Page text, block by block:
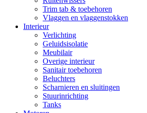
Trim tab & toebehoren
Vlaggen en vlaggenstokken
Interieur
Verlichting
Geluidsisolatie
Meubilair
Overige interieur
Sanitair toebehoren
Beluchters
Scharnieren en sluitingen
Stuurinrichting
Tanks